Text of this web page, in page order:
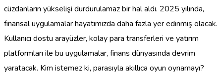
cüzdanların yükselişi durdurulamaz bir hal aldı. 2025 yılında,
finansal uygulamalar hayatımızda daha fazla yer edinmiş olacak.
Kullanıcı dostu arayüzler, kolay para transferleri ve yatırım
platformları ile bu uygulamalar, finans dünyasında devrim
yaratacak. Kim istemez ki, parasıyla akıllıca oyun oynamayı?